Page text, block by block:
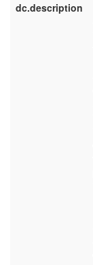
dc.description